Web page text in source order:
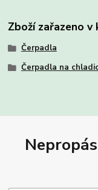
Zboží zařazeno v
Čerpadla
Čerpadla na